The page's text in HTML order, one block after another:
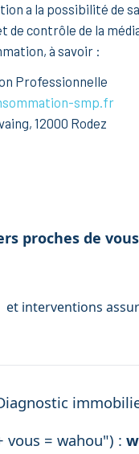
a la possibilité
contrôle de la
à savoir :
Professionnelle
smp.fr
12000 Rodez
proches de vous
et interventions
vous = wahou") :